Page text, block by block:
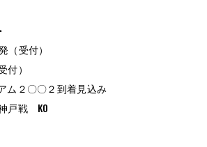
（受付）
付）
ム２〇〇２到着見込み
戸戦 KO